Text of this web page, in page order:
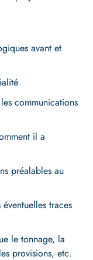
avant et
communications
il a
préalables au
traces
le tonnage, la
provisions, etc.